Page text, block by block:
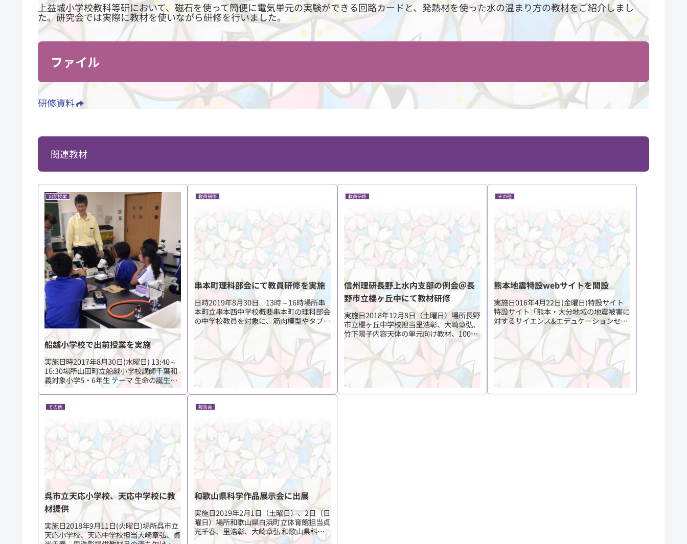
上益城小学校教科等研において、磁石を使って簡便に電気単元の実験ができる回路カードと、発熱材を使った水の温まり方の教材をご紹介しまし
た。研究会では実際に教材を使いながら研修を行いました。
ファイル
研修資料
関連教材
出前授業
船越小学校で出前授業を実施
実施日時2017年8月30日(水曜日) 13:40～
16:30場所山田町立船越小学校講師千葉和
義対象小学5・6年生 テーマ 生命の誕生
ヒトデを用いた観察 実施内容 ヒトデから
卵巣や精巣を児童が摘出し、受精実験を行
いました。卵や受精過程を顕...
教員研修
串本町理科部会にて教員研修を実施
日時2019年8月30日 13時～16時場所串
本町立串本西中学校概要串本町の理科部会
の中学校教員を対象に、筋肉模型やタブレ
ット顕微鏡、地形、電気の単元等について
教材を紹介し意見交換を行いました。担当
大崎、竹下
教員研修
信州理研長野上水内支部の例会＠長
野市立櫻ヶ丘中にて教材研修
実施日2018年12月8日（土曜日）場所長野
市立櫻ヶ丘中学校担当里浩彰、大崎章弘、
竹下陽子内容天体の単元向け教材、100円
ショップの活用、３Dプリンタによる立体
火山とその複製方法 その他
その他
熊本地震特設webサイトを開設
実施日016年4月22日(金曜日)特設サイト
特設サイト「熊本・大分地域の地震被害に
対するサイエンス&エデュケーションセン
ターの対応」
その他
呉市立天応小学校、天応中学校に教
材提供
実施日2018年9月11日(火曜日)場所呉市立
天応小学校、天応中学校担当大崎章弘、貞
報告会
和歌山県科学作品展示会に出展
実施日2019年2月1日（土曜日）、2日（日
曜日）場所和歌山県白浜町立体育館担当貞
光千春、里浩彰、大崎章弘 和歌山県科学
作品展示会の会場にて、作品展示と審査で